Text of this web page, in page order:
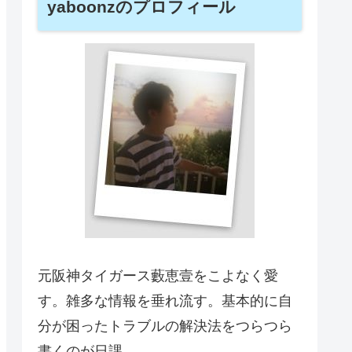
yaboonzのプロフィール
元阪神タイガース藪恵壹をこよなく愛
す。雑多な情報を垂れ流す。基本的に自
分が困ったトラブルの解決法をつらつら